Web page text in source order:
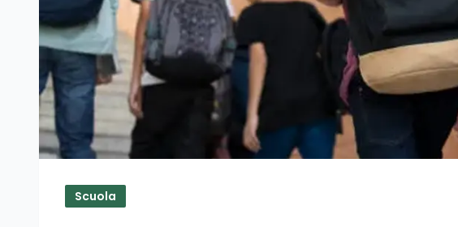
Scuola